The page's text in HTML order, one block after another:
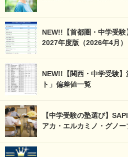
NEW!!【首都圏・中学受
2027年度版（2026年4月）
NEW!!【関西・中学受験
ト」偏差値一覧
【中学受験の塾選び】
アカ・エルカミノ・グノ